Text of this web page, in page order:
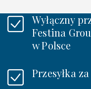
Wyłączny
Festina
w Polsce
Przesyłka